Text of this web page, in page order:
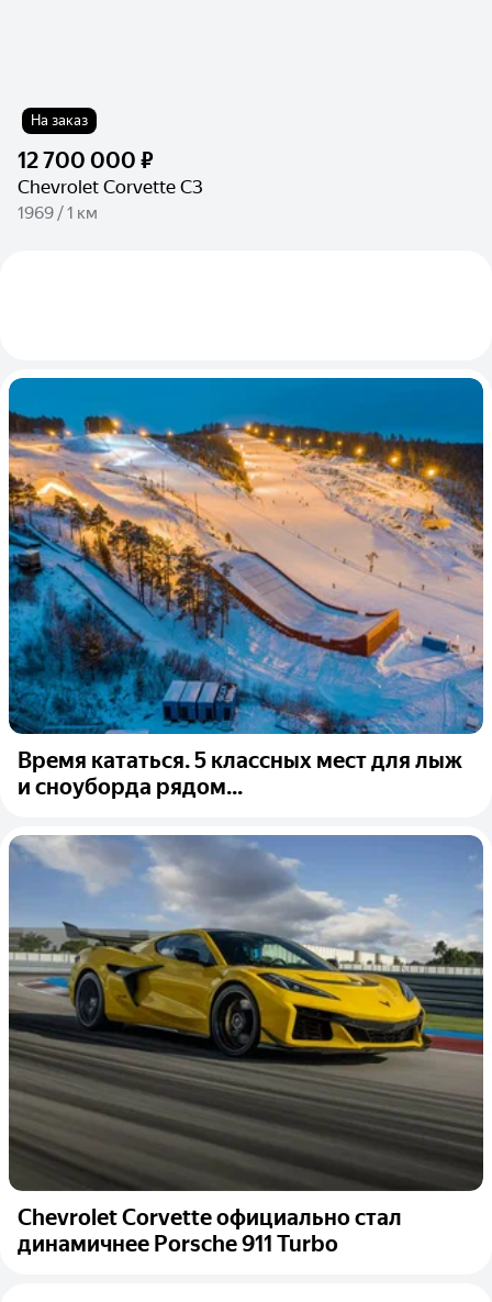
На заказ
12 700 000 ₽
Chevrolet Corvette C3
1969 / 1 км
Время кататься. 5 классных мест для лыж
и сноуборда рядом...
Chevrolet Corvette официально стал
динамичнее Porsche 911 Turbo